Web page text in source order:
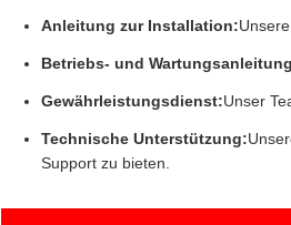
Anleitung zur Installation:
Betriebs- und
Gewährleistungsdienst:Unser
Technische Unterstützung:
Support zu bieten.